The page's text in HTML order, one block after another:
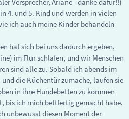
4. und 5. Kind und werden in vielen
ich auch meine Kinder behandeln
hat sich bei uns dadurch ergeben,
im Flur schlafen, und wir Menschen
sind alle zu. Sobald ich abends im
die Küchentür zumache, laufen sie
in ihre Hundebetten zu kommen
bis ich mich bettfertig gemacht habe.
unbewusst diesen Moment der